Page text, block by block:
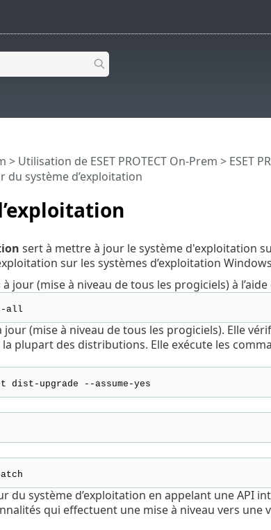
> Utilisation de ESET PROTECT On-Prem > ESET
du système d’exploitation
sert à mettre à jour le système d'exploitation
sur les systèmes d’exploitation
jour (mise à niveau de tous les progiciels) à
all
(mise à niveau de tous les progiciels). Elle
plupart des distributions. Elle exécute les
dist-upgrade --assume-yes
du système d’exploitation en appelant une API
qui effectuent une mise à niveau vers une